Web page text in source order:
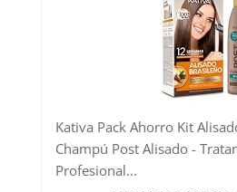
Kativa Pack Ahorro Kit
Champú Post Alisado -
Profesional...